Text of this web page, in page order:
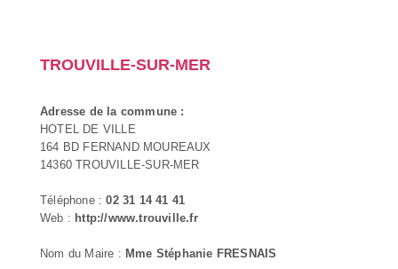
TROUVILLE-SUR-MER
Adresse de la commune :
HOTEL DE VILLE
164 BD FERNAND MOUREAUX
14360 TROUVILLE-SUR-MER
Téléphone :02 31 14 41 41
Web : http://www.trouville.fr
Nom du Maire : Mme Stéphanie FRESNAIS